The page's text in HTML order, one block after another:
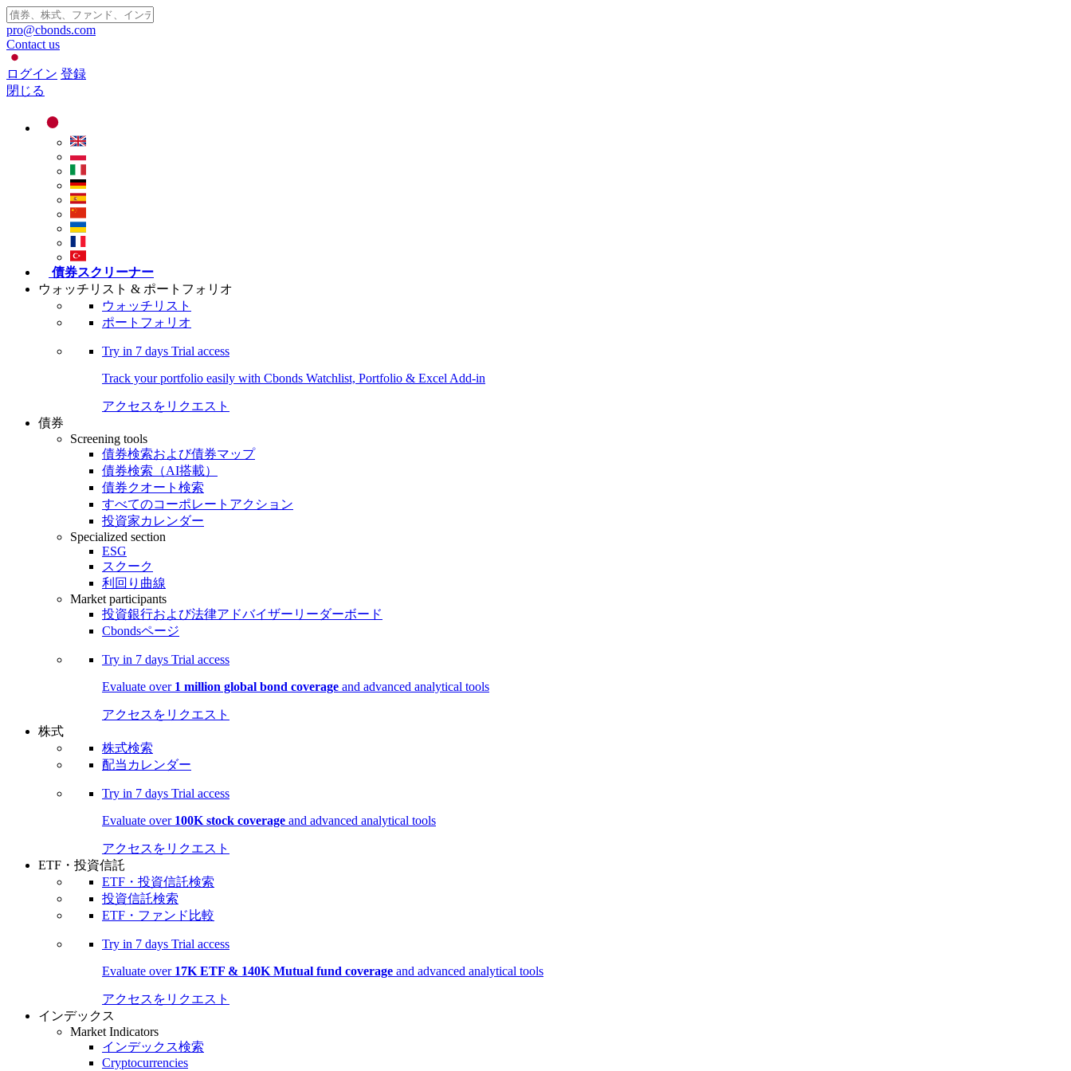
pro@cbonds.com
Contact us
ログイン 登録
閉じる
債券スクリーナー
ウォッチリスト & ポートフォリオ
ウォッチリスト
ポートフォリオ
Try in 7 days Trial access
Track your portfolio easily with Cbonds Watchlist, Portfolio & Excel Add-in
アクセスをリクエスト
債券
Screening tools
債券検索および債券マップ
債券検索（AI搭載）
債券クオート検索
すべてのコーポレートアクション
投資家カレンダー
Specialized section
ESG
スクーク
利回り曲線
Market participants
投資銀行および法律アドバイザーリーダーボード
Cbondsページ
Try in 7 days Trial access
Evaluate over 1 million global bond coverage and advanced analytical tools
アクセスをリクエスト
株式
株式検索
配当カレンダー
Try in 7 days Trial access
Evaluate over 100K stock coverage and advanced analytical tools
アクセスをリクエスト
ETF・投資信託
ETF・投資信託検索
投資信託検索
ETF・ファンド比較
Try in 7 days Trial access
Evaluate over 17K ETF & 140K Mutual fund coverage and advanced analytical tools
アクセスをリクエスト
インデックス
Market Indicators
インデックス検索
Cryptocurrencies